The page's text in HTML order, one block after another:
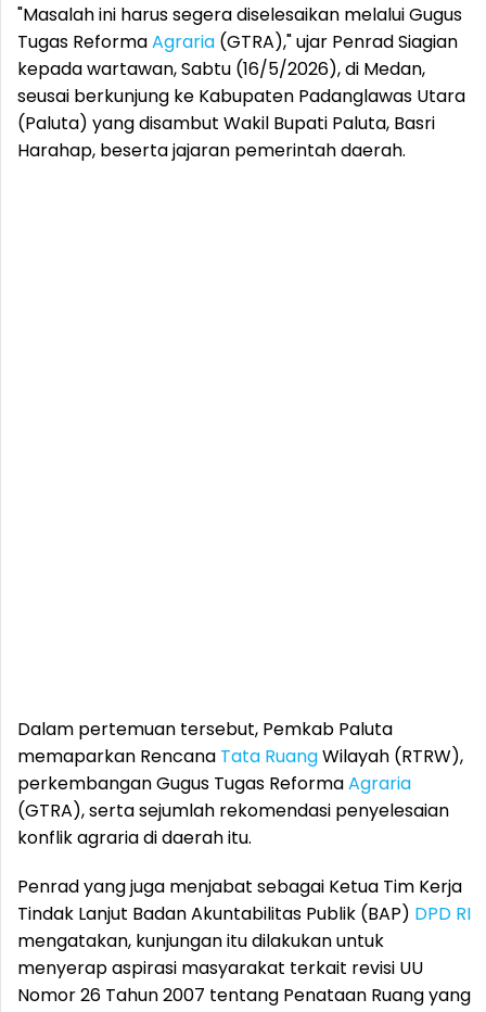
"Masalah ini harus segera diselesaikan melalui Gugus
Tugas ReformaAgraria (GTRA)," ujar Penrad Siagian
kepada wartawan, Sabtu (16/5/2026), di Medan,
seusai berkunjung ke Kabupaten Padanglawas Utara
(Paluta) yang disambut Wakil Bupati Paluta, Basri
Harahap, beserta jajaran pemerintah daerah.
Dalam pertemuan tersebut, Pemkab Paluta
memaparkan Rencana Tata RuangWilayah (RTRW),
perkembangan Gugus Tugas ReformaAgraria
(GTRA), serta sejumlah rekomendasi penyelesaian
konflik agraria di daerah itu.
Penrad yang juga menjabat sebagai Ketua Tim Kerja
Tindak Lanjut Badan Akuntabilitas Publik (BAP) DPD RI
mengatakan, kunjungan itu dilakukan untuk
menyerap aspirasi masyarakat terkait revisi UU
Nomor 26 Tahun 2007 tentang Penataan Ruang yang